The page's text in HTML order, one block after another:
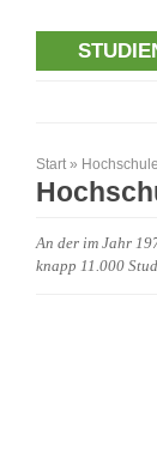
Start » Hochschule
An der im Jahr
knapp 11.000